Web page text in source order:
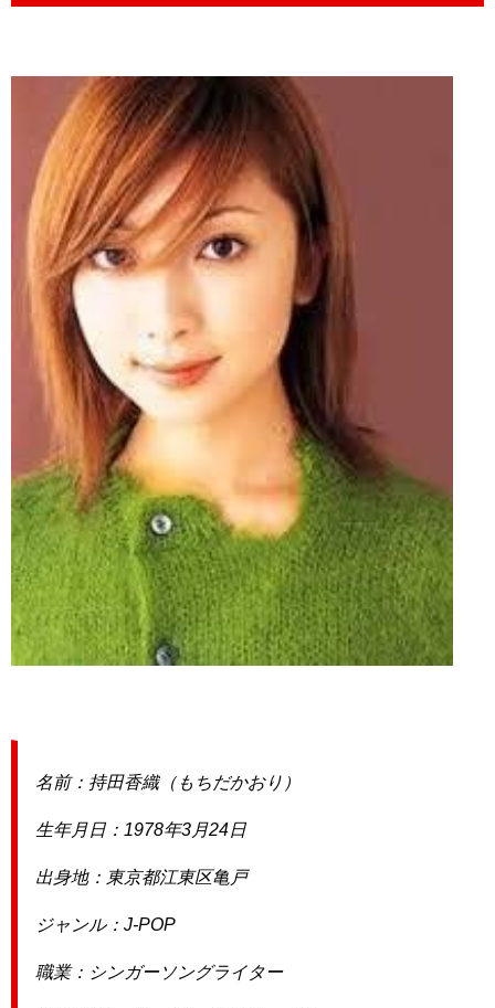
名前：持田香織（もちだかおり）
生年月日：1978年3月24日
出身地：東京都江東区亀戸
ジャンル：J-POP
職業：シンガーソングライター